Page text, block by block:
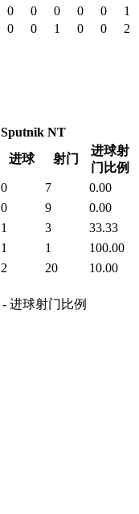
0 0 0 0 0
1
0 0 1 0 0
2
Sputnik NT
进球 射门
进球射
门比例
0 7
0.00
0 9
0.00
1 3
33.33
1 1
100.00
2 20
10.00
- 进球射门比例